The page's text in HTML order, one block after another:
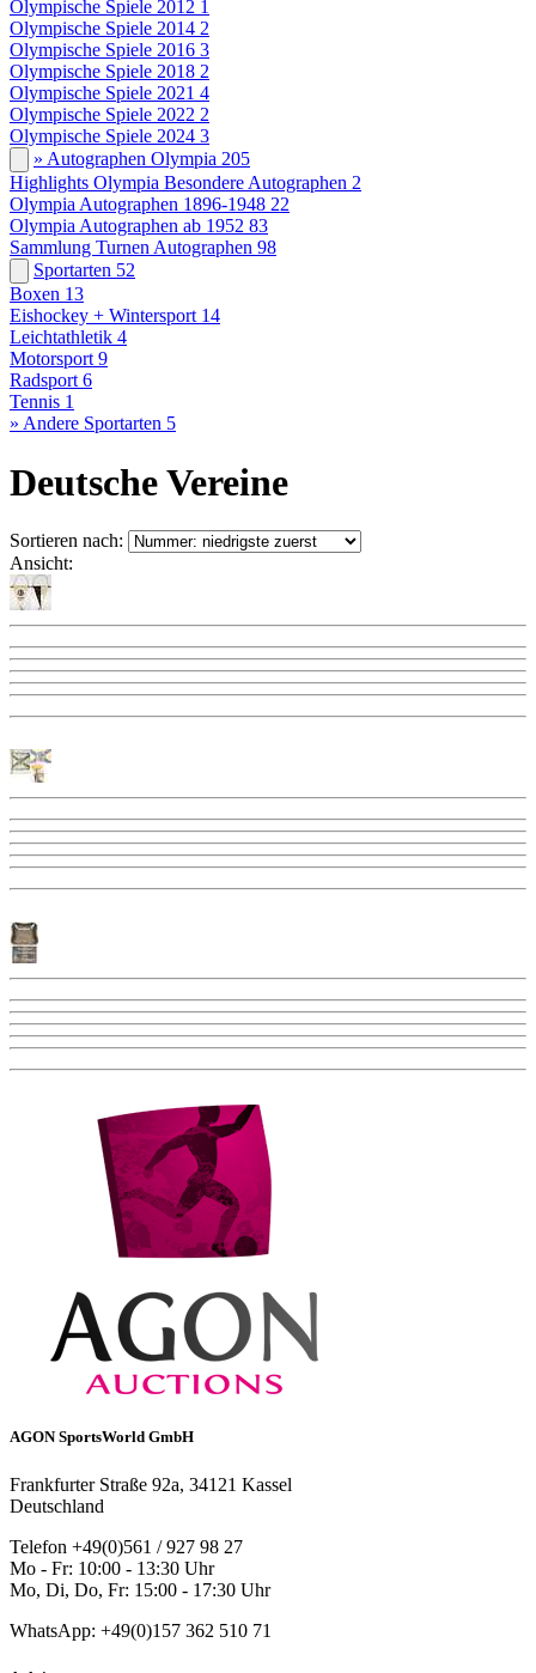
Olympische Spiele 2012 1
Olympische Spiele 2014 2
Olympische Spiele 2016 3
Olympische Spiele 2018 2
Olympische Spiele 2021 4
Olympische Spiele 2022 2
Olympische Spiele 2024 3
» Autographen Olympia 205
Highlights Olympia Besondere Autographen 2
Olympia Autographen 1896-1948 22
Olympia Autographen ab 1952 83
Sammlung Turnen Autographen 98
Sportarten 52
Boxen 13
Eishockey + Wintersport 14
Leichtathletik 4
Motorsport 9
Radsport 6
Tennis 1
» Andere Sportarten 5
Deutsche Vereine
Sortieren nach:
Ansicht:
AGON SportsWorld GmbH
Frankfurter Straße 92a, 34121 Kassel
Deutschland
Telefon +49(0)561 / 927 98 27
Mo - Fr: 10:00 - 13:30 Uhr
Mo, Di, Do, Fr: 15:00 - 17:30 Uhr
WhatsApp: +49(0)157 362 510 71